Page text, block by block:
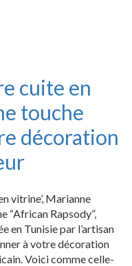
cuite en
touche
décoration
vitrine’, Marianne
“African Rapsody”,
en Tunisie par l’artisan
à votre décoration
Voici comme celle-